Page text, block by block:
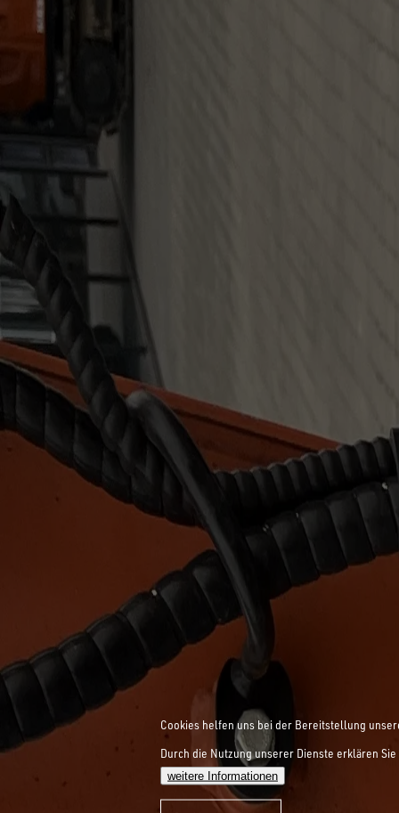
Cookies helfen uns bei der Bereitstellung
Durch die Nutzung unserer Dienste erklären
weitere Informationen